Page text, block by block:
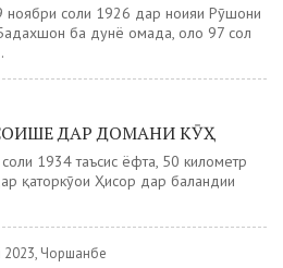
соли 1926 дар ноҳияи Рӯшони
ба дунё омада, ҳоло 97 сол
ДАР ДОМАНИ КӮҲ
1934 таъсис ёфта, 50 километр
қаторкӯҳҳои Ҳисор дар баландии
2023, Чоршанбе